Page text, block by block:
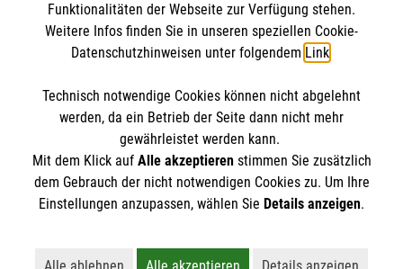
Malteserorden
Sharepoint
Spendenkonto
Bank: Pax-Bank
IBAN: DE26 3706 0120 1201 2260 11
BIC: GENODED1PA7
So finden Sie uns
Gliederung Taucha
Pfarrgruppe Burgstädt
04425 Taucha
Der Malteser Hilfsdienst e.V. ist als eingetragene
Gewerbesteuer befreit.
Funktionalitäten der Webseite zur Verfügung stehen.
Weitere Infos finden Sie in unseren speziellen Cookie-
Datenschutzhinweisen unter folgendem Link.
Technisch notwendige Cookies können nicht abgelehnt
werden, da ein Betrieb der Seite dann nicht mehr
gewährleistet werden kann.
Mit dem Klick auf Alle akzeptierenstimmen Sie zusätzlich
dem Gebrauch der nicht notwendigen Cookies zu. Um Ihre
Einstellungen anzupassen, wählen Sie Details anzeigen.